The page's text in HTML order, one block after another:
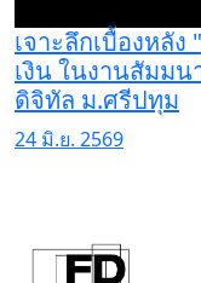
เจาะลึกเบื้องหลั
เงิน ในงานสัมม
ดิจิทัล ม.ศรีปทุม
24 มิ.ย. 2569